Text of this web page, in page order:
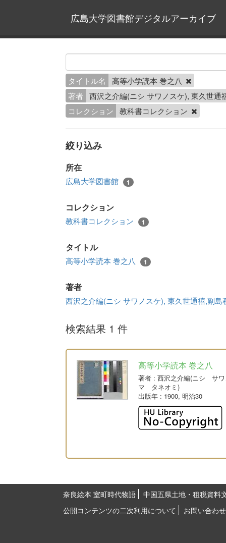
広島大学図書館デジタルアーカイブ
タイトル名
高等小学読本 巻之八
著者
西沢之介編(ニシ サワノスケ), 東久世
コレクション
教科書コレクション
絞り込み
所在
広島大学図書館 1
コレクション
教科書コレクション 1
タイトル
高等小学読本 巻之八 1
著者
西沢之介編(ニシ サワノスケ), 東久世通禧,副
検索結果 1 件
高等小学読本 巻之八
著者 : 西沢之介編(ニシ サ
マ タネオミ)
出版年 : 1900, 明治30
奈良絵本 室町時代物語
中国五県土地・租税資料
公開コンテンツの二次利用について
お問い合わせ